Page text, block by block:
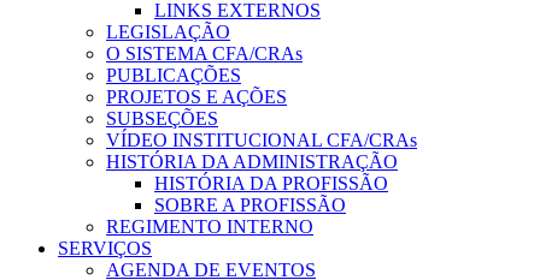
LINKS EXTERNOS
LEGISLAÇÃO
O SISTEMA CFA/CRAs
PUBLICAÇÕES
PROJETOS E AÇÕES
SUBSEÇÕES
VÍDEO INSTITUCIONAL CFA/CRAs
HISTÓRIA DA ADMINISTRAÇÃO
HISTÓRIA DA PROFISSÃO
SOBRE A PROFISSÃO
REGIMENTO INTERNO
SERVIÇOS
AGENDA DE EVENTOS